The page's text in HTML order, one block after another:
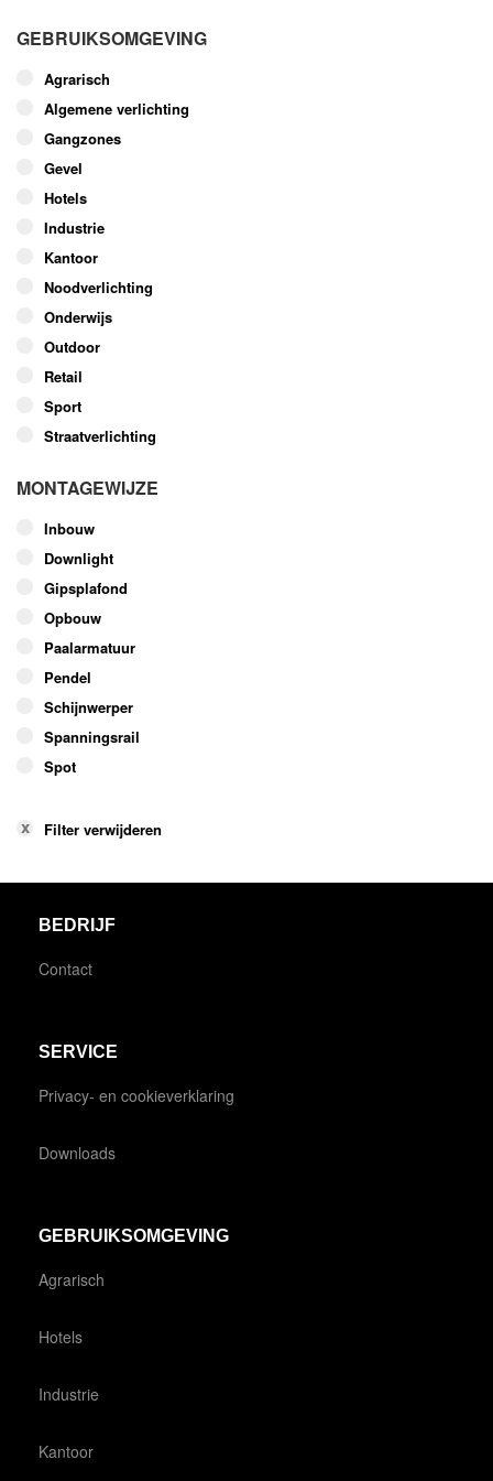
GEBRUIKSOMGEVING
Agrarisch
Algemene verlichting
Gangzones
Gevel
Hotels
Industrie
Kantoor
Noodverlichting
Onderwijs
Outdoor
Retail
Sport
Straatverlichting
MONTAGEWIJZE
Inbouw
Downlight
Gipsplafond
Opbouw
Paalarmatuur
Pendel
Schijnwerper
Spanningsrail
Spot
Filter verwijderen
BEDRIJF
Contact
SERVICE
Privacy- en cookieverklaring
Downloads
GEBRUIKSOMGEVING
Agrarisch
Hotels
Industrie
Kantoor